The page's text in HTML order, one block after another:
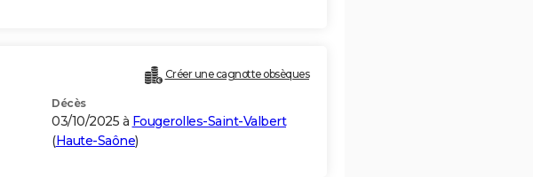
Créer une cagnotte obsèques
Décès
03/10/2025 à Fougerolles-Saint-Valbert
(Haute-Saône)